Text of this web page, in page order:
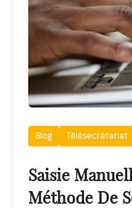
Blog Télésecrétariat
Saisie
Méthode De